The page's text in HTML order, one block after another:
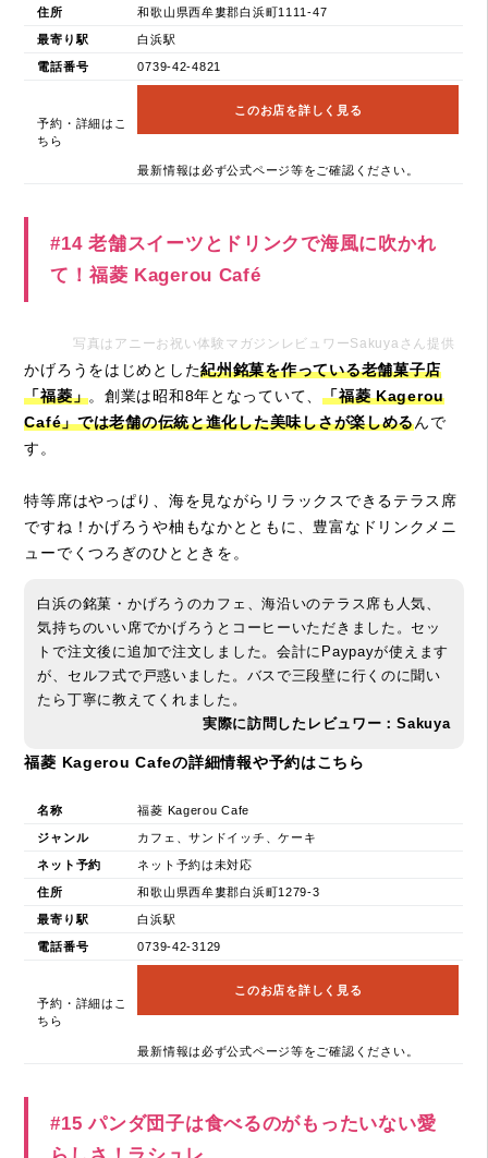
住所 和歌山県西牟婁郡白浜町1111-47
最寄り駅 白浜駅
電話番号 0739-42-4821
予約・詳細はこ
ちら
このお店を詳しく見る
最新情報は必ず公式ページ等をご確認ください。
#14 老舗スイーツとドリンクで海風に吹かれ
て！福菱 Kagerou Café
写真はアニーお祝い体験マガジンレビュワーSakuyaさん提供
かげろうをはじめとした紀州銘菓を作っている老舗菓子店
「福菱」。創業は昭和8年となっていて、「福菱 Kagerou
Café」では老舗の伝統と進化した美味しさが楽しめるんで
す。
特等席はやっぱり、海を見ながらリラックスできるテラス席
ですね！かげろうや柚もなかとともに、豊富なドリンクメニ
ューでくつろぎのひとときを。
白浜の銘菓・かげろうのカフェ、海沿いのテラス席も人気、
気持ちのいい席でかげろうとコーヒーいただきました。セッ
トで注文後に追加で注文しました。会計にPaypayが使えます
が、セルフ式で戸惑いました。バスで三段壁に行くのに聞い
たら丁寧に教えてくれました。
実際に訪問したレビュワー：Sakuya
福菱 Kagerou Cafeの詳細情報や予約はこちら
名称 福菱 Kagerou Cafe
ジャンル カフェ、サンドイッチ、ケーキ
ネット予約 ネット予約は未対応
住所 和歌山県西牟婁郡白浜町1279-3
最寄り駅 白浜駅
電話番号 0739-42-3129
予約・詳細はこ
ちら
このお店を詳しく見る
最新情報は必ず公式ページ等をご確認ください。
#15 パンダ団子は食べるのがもったいない愛